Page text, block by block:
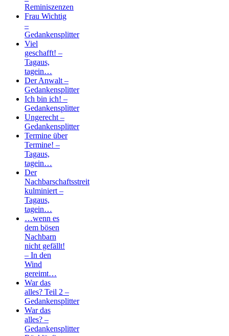
Reminiszenzen
Frau Wichtig
–
Gedankensplitter
Viel
geschafft! –
Tagaus,
tagein…
Der Anwalt –
Gedankensplitter
Ich bin ich! –
Gedankensplitter
Ungerecht –
Gedankensplitter
Termine über
Termine! –
Tagaus,
tagein…
Der
Nachbarschaftsstreit
kulminiert –
Tagaus,
tagein…
…wenn es
dem bösen
Nachbarn
nicht gefällt!
– In den
Wind
gereimt…
War das
alles? Teil 2 –
Gedankensplitter
War das
alles? –
Gedankensplitter